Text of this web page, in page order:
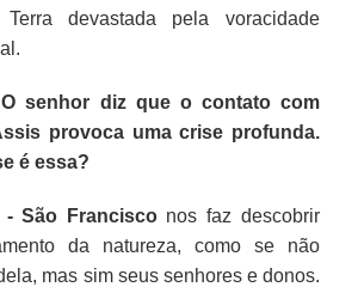
devastada pela voracidade
O senhor diz que o contato com
provoca uma crise profunda.
é essa?
- São Francisconos faz descobrir
da natureza, como se não
mas sim seus senhores e donos.